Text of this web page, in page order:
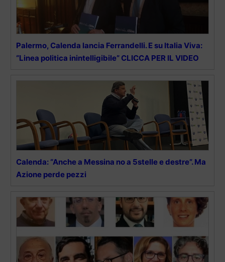
Palermo, Calenda lancia Ferrandelli. E su Italia Viva:
“Linea politica inintelligibile” CLICCA PER IL VIDEO
Calenda: “Anche a Messina no a 5stelle e destre”. Ma
Azione perde pezzi